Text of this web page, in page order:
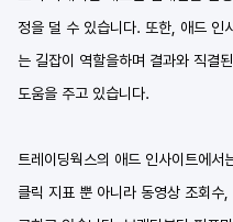
정을 덜 수 있습니다. 또한, 애드 인
는 길잡이 역할을하며 결과와 직결
도움을 주고 있습니다.
트레이딩웍스의 애드 인사이트에서
클릭 지표 뿐 아니라 동영상 조회수